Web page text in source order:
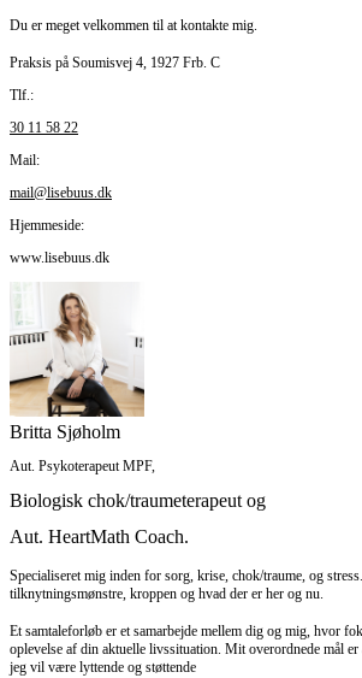
Du er meget velkommen til at kontakte mig.
Praksis på Soumisvej 4, 1927 Frb. C
Tlf.:
30 11 58 22
Mail:
mail@lisebuus.dk
Hjemmeside:
www.lisebuus.dk
Britta Sjøholm
Aut. Psykoterapeut MPF,
Biologisk chok/traumeterapeut og
Aut. HeartMath Coach.
Specialiseret mig inden for sorg, krise, chok/traume, og
tilknytningsmønstre, kroppen og hvad der er her og nu.
Et samtaleforløb er et samarbejde mellem dig og mig, hvor
oplevelse af din aktuelle livssituation. Mit overordnede mål
jeg vil være lyttende og støttende